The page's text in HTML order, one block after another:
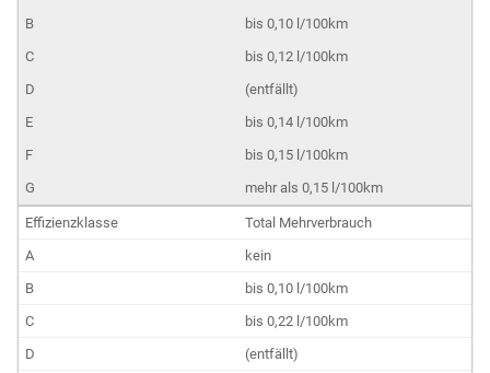
bis 0,10 l/100km
bis 0,12 l/100km
(entfällt)
bis 0,14 l/100km
bis 0,15 l/100km
mehr als 0,15 l/100km
Total Mehrverbrauch
kein
bis 0,10 l/100km
bis 0,22 l/100km
(entfällt)